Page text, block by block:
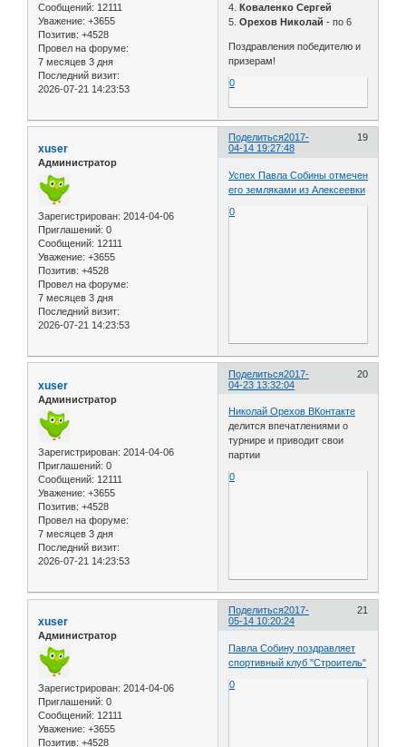
Сообщений: 12111
Уважение: +3655
Позитив: +4528
Провел на форуме:
7 месяцев 3 дня
Последний визит:
2026-07-21 14:23:53
4.Коваленко Сергей
5.Орехов Николай - по 6
Поздравления победителю и
призерам!
0
Поделиться 19
2017-
04-14 19:27:48
xuser
Администратор
Зарегистрирован: 2014-04-06
Приглашений: 0
Сообщений: 12111
Уважение: +3655
Позитив: +4528
Провел на форуме:
7 месяцев 3 дня
Последний визит:
2026-07-21 14:23:53
Успех Павла Собины отмечен
его земляками из Алексеевки
0
Поделиться 20
2017-
04-23 13:32:04
xuser
Администратор
Зарегистрирован: 2014-04-06
Приглашений: 0
Сообщений: 12111
Уважение: +3655
Позитив: +4528
Провел на форуме:
7 месяцев 3 дня
Последний визит:
2026-07-21 14:23:53
Николай Орехов ВКонтакте
делится впечатлениями о
турнире и приводит свои
партии
0
Поделиться 21
2017-
05-14 10:20:24
xuser
Администратор
Зарегистрирован: 2014-04-06
Приглашений: 0
Сообщений: 12111
Уважение: +3655
Позитив: +4528
Павла Собину поздравляет
спортивный клуб "Строитель"
0